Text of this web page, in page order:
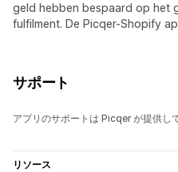
geld hebben bespaard op het
fulfilment. De Picqer-Shopify
サポート
アプリのサポートは Picqer が提供し
リソース